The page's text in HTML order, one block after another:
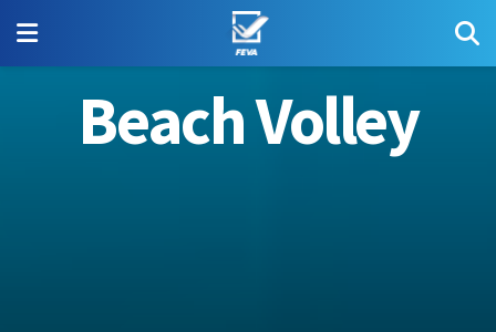
Beach Volley